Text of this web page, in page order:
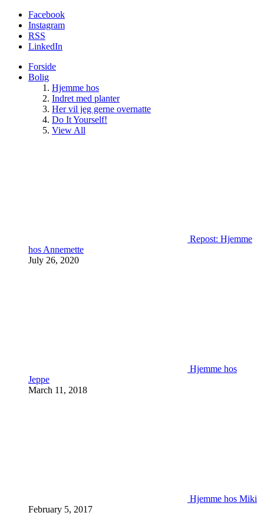
Facebook
Instagram
RSS
LinkedIn
Forside
Bolig
Hjemme hos
Indret med planter
Her vil jeg gerne overnatte
Do It Yourself!
View All
Repost: Hjemme
hos Annemette
July 26, 2020
Hjemme hos
Jeppe
March 11, 2018
Hjemme hos Miki
February 5, 2017